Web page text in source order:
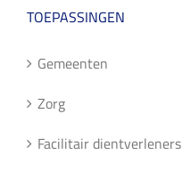
TOEPASSINGEN
Gemeenten
Zorg
Facilitair dientverleners